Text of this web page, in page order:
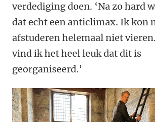
verdediging doen. ‘Na zo hard
dat echt een anticlimax. Ik kon
afstuderen helemaal niet
vind ik het heel leuk dat dit is
georganiseerd.’